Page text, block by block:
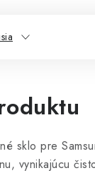
sklo pre
vynikajúcu